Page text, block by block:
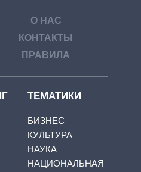
О НАС
КОНТАКТЫ
ПРАВИЛА
ТЕМАТИКИ
БИЗНЕС
КУЛЬТУРА
НАУКА
НАЦИОНАЛЬНАЯ